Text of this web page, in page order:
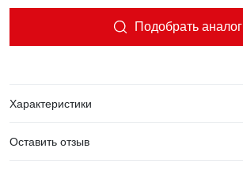
Подобрать аналог
Характеристики
Оставить отзыв